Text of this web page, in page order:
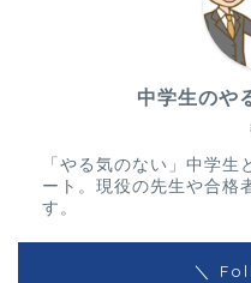
中学生のや
「やる気のない」中学
ート。現役の先生や合格
す。
＼